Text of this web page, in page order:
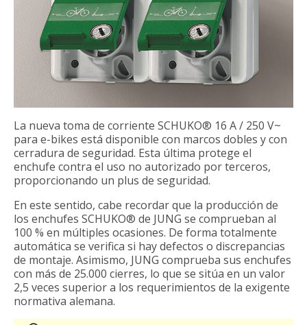
La nueva toma de corriente SCHUKO® 16 A / 250 V~
para e-bikes está disponible con marcos dobles y con
cerradura de seguridad. Esta última protege el
enchufe contra el uso no autorizado por terceros,
proporcionando un plus de seguridad.
En este sentido, cabe recordar que la producción de
los enchufes SCHUKO® de JUNG se comprueban al
100 % en múltiples ocasiones. De forma totalmente
automática se verifica si hay defectos o discrepancias
de montaje. Asimismo, JUNG comprueba sus enchufes
con más de 25.000 cierres, lo que se sitúa en un valor
2,5 veces superior a los requerimientos de la exigente
normativa alemana.